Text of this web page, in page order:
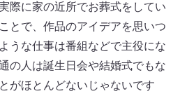
際に家の近所でお葬式をしてい
とで、作品のアイデアを思いつ
うな仕事は番組などで主役にな
の人は誕生日会や結婚式でもな
がほとんどないじゃないです